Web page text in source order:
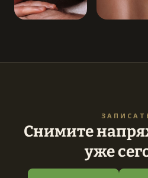
Снимите
уже